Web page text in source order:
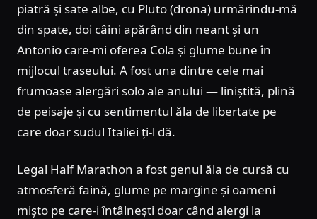
piatră și sate albe, cu Pluto (drona) urmărindu-mă
din spate, doi câini apărând din neant și un
Antonio care-mi oferea Cola și glume bune în
mijlocul traseului. A fost una dintre cele mai
frumoase alergări solo ale anului — liniștită, plină
de peisaje și cu sentimentul ăla de libertate pe
care doar sudul Italiei ți-l dă.
Legal Half Marathon a fost genul ăla de cursă cu
atmosferă faină, glume pe margine și oameni
mișto pe care-i întâlnești doar când alergi la